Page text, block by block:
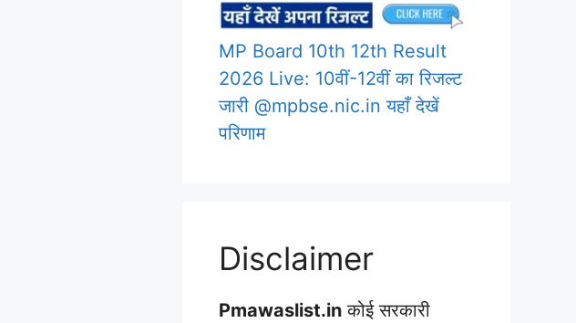
MP Board 10th 12th Result
2026 Live: 10वीं-12वीं का रिजल्ट
जारी @mpbse.nic.in यहाँ देखें
परिणाम
Disclaimer
Pmawaslist.in कोई सरकारी